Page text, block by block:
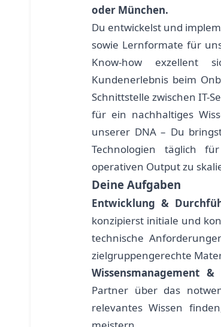
oder München.
Du entwickelst und
sowie Lernformate für
Know-how exzellent
Kundenerlebnis beim
Schnittstelle zwischen IT-
für ein nachhaltiges
unserer DNA – Du
Technologien täglich
operativen Output zu
Deine Aufgaben
Entwicklung &
konzipierst initiale und
technische
zielgruppengerechte
Wissensmanagement &
Partner über das
relevantes Wissen